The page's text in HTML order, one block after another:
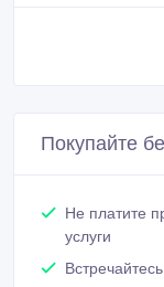
Покупайте
Не платите
услуги